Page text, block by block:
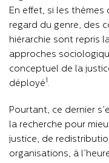
En effet, si les
regard du genre, des
hiérarchie sont repris
approches
conceptuel de la
déployé1 .
Pourtant, ce dernier
la recherche pour
justice, de
organisations, à